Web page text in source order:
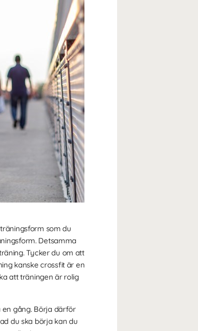
som du
Detsamma
Tycker du om att
kanske crossfit är en
att träningen är rolig
gång. Börja därför
du ska börja kan du